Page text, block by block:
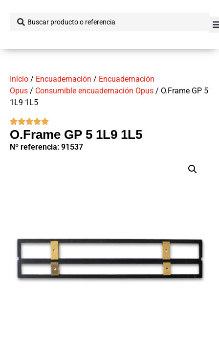
Inicio / Encuadernación / Encuadernación
Opus / Consumible encuadernación Opus / O.Frame GP 5
1L9 1L5
O.Frame GP 5 1L9 1L5
Nº referencia: 91537